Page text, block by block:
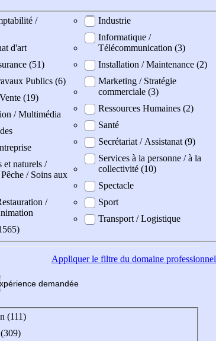
/
d'art
(51)
Publics (6)
(19)
/ Multimédia
et naturels /
/ Soins aux
/
Industrie
Informatique /
Télécommunication (3)
Installation / Maintenance (2)
Marketing / Stratégie
commerciale (3)
Ressources Humaines (2)
Santé
Secrétariat / Assistanat (9)
Services à la personne / à la
collectivité (10)
Spectacle
Sport
Transport / Logistique
Appliquerle filtre du domaine professionnel
demandée
(111)